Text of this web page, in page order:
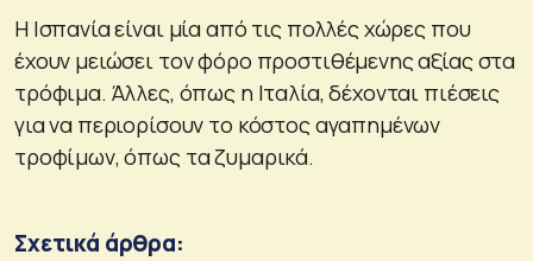
Η Ισπανία είναι μία από τις πολλές χώρες που
έχουν μειώσει τον φόρο προστιθέμενης αξίας στα
τρόφιμα. Άλλες, όπως η Ιταλία, δέχονται πιέσεις
για να περιορίσουν το κόστος αγαπημένων
τροφίμων, όπως τα ζυμαρικά.
Σχετικά άρθρα: